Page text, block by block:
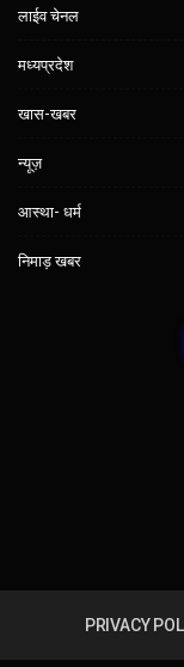
लाईव चेनल
मध्यप्रदेश
खास-खबर
न्यूज़
आस्था- धर्म
निमाड़ खबर
PRIVACY